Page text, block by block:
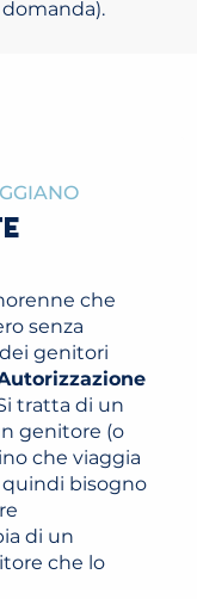
che
senza
genitori
tratta di un
genitore (o
che viaggia
quindi bisogno
di un
che lo